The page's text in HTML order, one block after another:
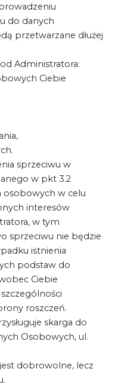
do danych
przetwarzane dłużej
Administratora:
Ciebie
sprzeciwu w
w pkt 3.2
osobowych w celu
interesów
w tym
sprzeciwu nie będzie
istnienia
podstaw do
Ciebie
roszczeń.
skarga do
Osobowych, ul.
dobrowolne, lecz